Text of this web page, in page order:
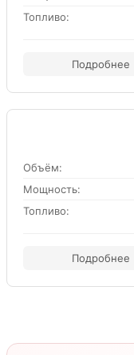
Топливо:
Подробнее
Объём:
Мощность:
Топливо:
Подробнее